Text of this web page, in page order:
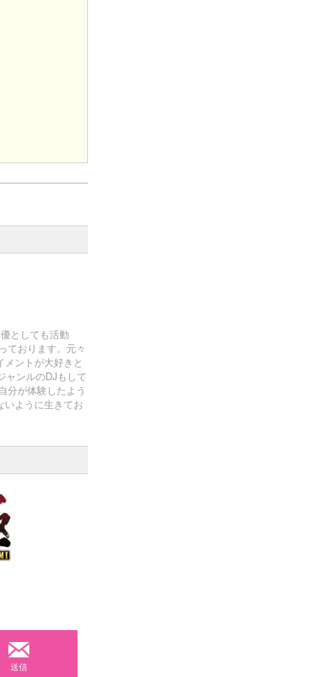
としても活動
ております。元々
ントが大好きと
ャンルのDJもして
分が体験したよう
いように生きてお
送信